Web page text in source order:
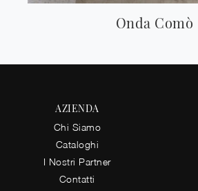
Onda Comò
AZIENDA
Chi Siamo
Cataloghi
I Nostri Partner
Contatti